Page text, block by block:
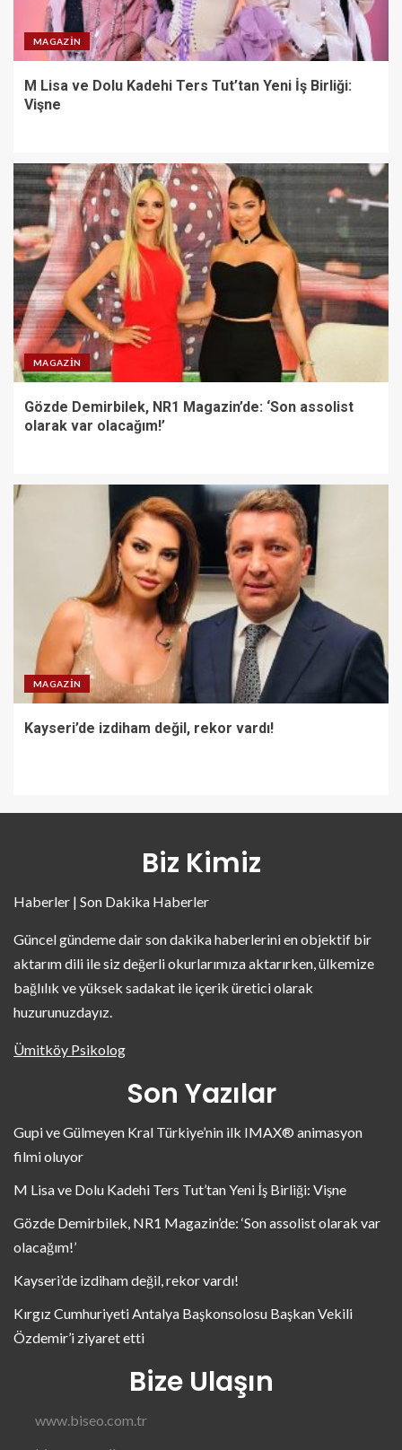
MAGAZIN
M Lisa ve Dolu Kadehi Ters Tut’tan Yeni İş Birliği:
Vişne
MAGAZIN
Gözde Demirbilek, NR1 Magazin’de: ‘Son assolist
olarak var olacağım!’
MAGAZIN
Kayseri’de izdiham değil, rekor vardı!
Biz Kimiz
Haberler | Son Dakika Haberler
Güncel gündeme dair son dakika haberlerini en objektif bir
aktarım dili ile siz değerli okurlarımıza aktarırken, ülkemize
bağlılık ve yüksek sadakat ile içerik üretici olarak
huzurunuzdayız.
Ümitköy Psikolog
Son Yazılar
Gupi ve Gülmeyen Kral Türkiye’nin ilk IMAX® animasyon
filmi oluyor
M Lisa ve Dolu Kadehi Ters Tut’tan Yeni İş Birliği: Vişne
Gözde Demirbilek, NR1 Magazin’de: ‘Son assolist olarak var
olacağım!’
Kayseri’de izdiham değil, rekor vardı!
Kırgız Cumhuriyeti Antalya Başkonsolosu Başkan Vekili
Özdemir’i ziyaret etti
Bize Ulaşın
www.biseo.com.tr